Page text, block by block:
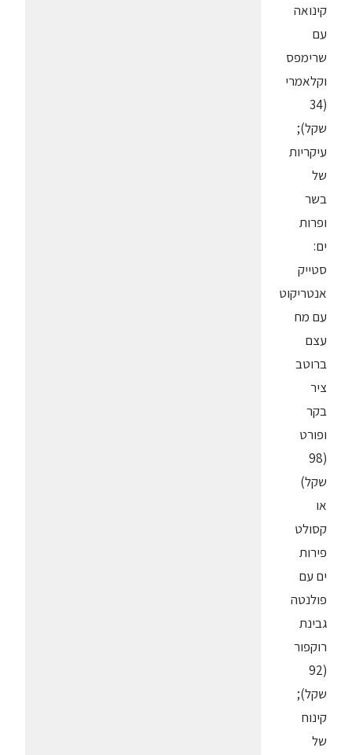
קינואה
עם
שרימפס
וקלאמרי
(34
שקל);
עיקריות
של
בשר
ופרות
ים:
סטייק
אנטריקוט
עם מח
עצם
ברוטב
ציר
בקר
ופורט
(98
שקל)
או
קסולט
פירות
ים עם
פולנטה
גבינת
רוקפור
(92
שקל);
קינוח
של